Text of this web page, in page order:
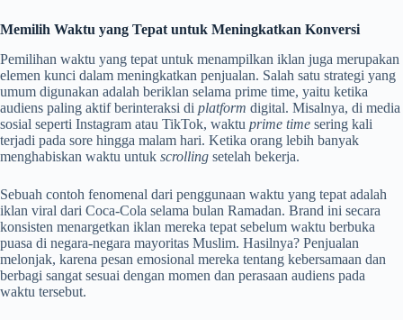
Memilih Waktu yang Tepat untuk Meningkatkan Konversi
Pemilihan waktu yang tepat untuk menampilkan iklan juga merupakan
elemen kunci dalam meningkatkan penjualan. Salah satu strategi yang
umum digunakan adalah beriklan selama prime time, yaitu ketika
audiens paling aktif berinteraksi di platform digital. Misalnya, di media
sosial seperti Instagram atau TikTok, waktu prime time sering kali
terjadi pada sore hingga malam hari. Ketika orang lebih banyak
menghabiskan waktu untuk scrolling setelah bekerja.
Sebuah contoh fenomenal dari penggunaan waktu yang tepat adalah
iklan viral dari Coca-Cola selama bulan Ramadan. Brand ini secara
konsisten menargetkan iklan mereka tepat sebelum waktu berbuka
puasa di negara-negara mayoritas Muslim. Hasilnya? Penjualan
melonjak, karena pesan emosional mereka tentang kebersamaan dan
berbagi sangat sesuai dengan momen dan perasaan audiens pada
waktu tersebut.